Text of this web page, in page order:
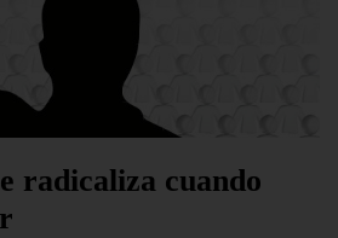
radicaliza cuando